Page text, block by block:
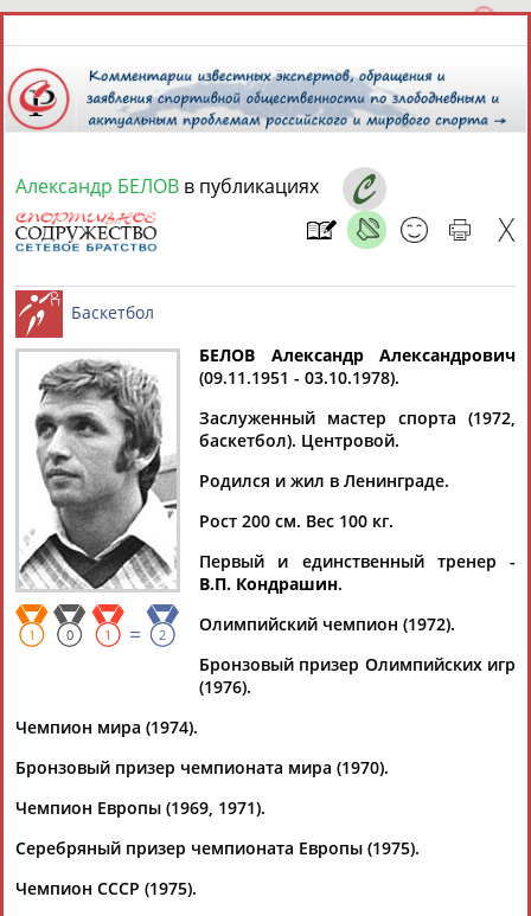
8 августа 2026 года,
СПОРТСМЕНЫ, ТРЕНЕРЫ И СПЕЦИАЛИСТЫ
Найдено: 2персоны Расширенный поиск
Александр
БЕЛОВ
Александр
Ваш запрос: "Александр Белов"
Документы 1-5 из 5 найденных уникальных документов
Владимир Гомельский: "Баскетбол для меня - это жизнь!"
...и не представляю. И мне такая жизнь нравится. Ваш отец
чемпион,... ...но, увы, они тоже прячутся за спины
Едешко, Арвидас Сабонис, Владимир...
24.04.2024
Михаил Степанов: Ностальгия. Часть 4. Звёздная команда
Александр БЕЛОВ в публикациях
Баскетбол
1 0 1 = 2
БЕЛОВ Александр Александрович
(09.11.1951 - 03.10.1978).
Заслуженный мастер спорта (1972,
баскетбол). Центровой.
Родился и жил в Ленинграде.
Рост 200 см. Вес 100 кг.
Первый и единственный тренер -
В.П. Кондрашин.
Олимпийский чемпион (1972).
Бронзовый призер Олимпийских игр
(1976).
Чемпион мира (1974).
Бронзовый призер чемпионата мира (1970).
Чемпион Европы (1969, 1971).
Серебряный призер чемпионата Европы (1975).
Чемпион СССР (1975).